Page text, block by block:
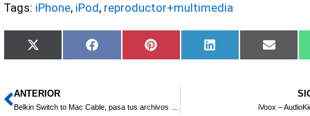
Tags: iPhone, iPod, reproductor+multimedia
Compartir
en
X
(Twitter)
Compartir
en
Facebook
Compartir
en
Pinterest
Compartir
en
LinkedIn
en
Email
Ant
ANTERIOR
Belkin Switch to Mac Cable, pasa tus archivos a Mac sin complicaciones iVoox –